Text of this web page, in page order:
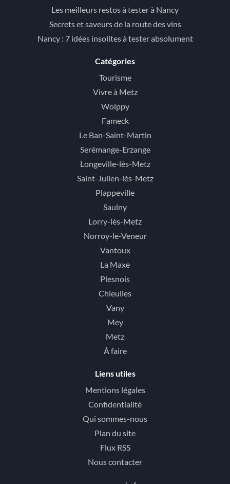
Les meilleurs restos à tester à Nancy
Secrets et saveurs de la route des vins
Nancy : 7 idées insolites à tester absolument
Catégories
Tourisme
Vivre à Metz
Woippy
Fameck
Le Ban-Saint-Martin
Serémange-Erzange
Longeville-lès-Metz
Saint-Julien-lès-Metz
Plappeville
Saulny
Lorry-lès-Metz
Norroy-le-Veneur
Vantoux
La Maxe
Plesnois
Chieulles
Vany
Mey
Metz
À faire
Liens utiles
Mentions légales
Confidentialité
Qui sommes-nous
Plan du site
Flux RSS
Nous contacter